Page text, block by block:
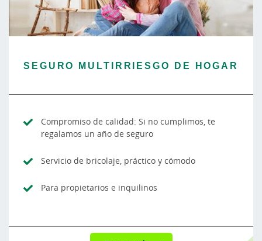
SEGURO MULTIRRIESGO DE HOGAR
Compromiso de calidad: Si no cumplimos, te
regalamos un año de seguro
Servicio de bricolaje, práctico y cómodo
Para propietarios e inquilinos